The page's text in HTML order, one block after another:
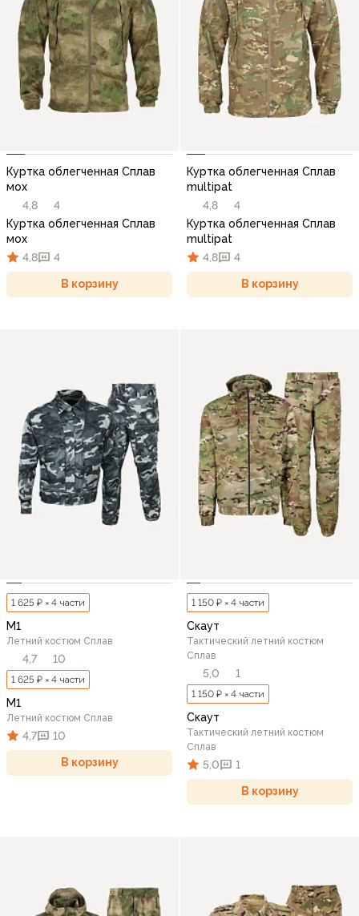
Куртка облегченная Сплав
мох
4,8
4
Куртка облегченная Сплав
мох
4,8
4
В корзину
Куртка облегченная Сплав
multipat
4,8
4
Куртка облегченная Сплав
multipat
4,8
4
В корзину
1 625 ₽ × 4 части
М1
Летний костюм Сплав
4,7 10
1 625 ₽ × 4 части
М1
Летний костюм Сплав
4,7 10
В корзину
1 150 ₽ × 4 части
Скаут
Тактический летний костюм
Сплав
5,0 1
1 150 ₽ × 4 части
Скаут
Тактический летний костюм
Сплав
5,0 1
В корзину